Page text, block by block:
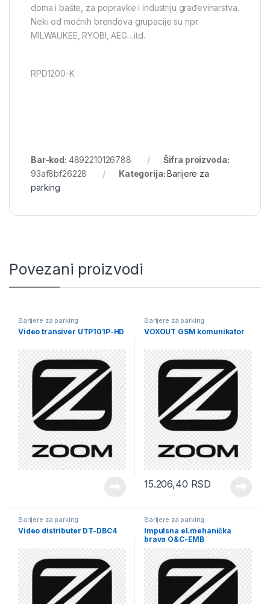
doma i bašte, za popravke i industriju građevinarstva.
Neki od moćnih brendova grupacije su npr.
MILWAUKEE, RYOBI, AEG…itd.
RPD1200-K
Bar-kod: 4892210126788
Šifra proizvoda:
93af8bf26228
Kategorija:Barijere za
parking
Povezani proizvodi
Barijere za parking
Video transiver UTP101P-HD
Barijere za parking
VOXOUT GSM komunikator
15.206,40 RSD
Barijere za parking
Video distributer DT-DBC4
Barijere za parking
Impulsna el.mehanička
brava O&C-EMB